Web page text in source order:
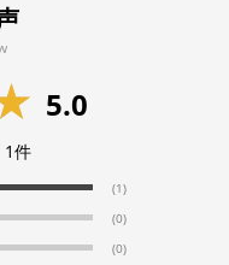
5.0
1件
(1)
(0)
(0)